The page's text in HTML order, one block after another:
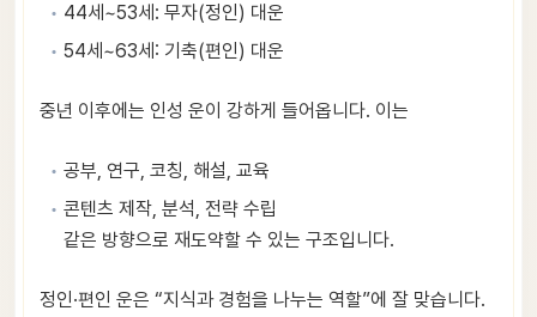
44세~53세: 무자(정인) 대운
54세~63세: 기축(편인) 대운
중년 이후에는 인성 운이 강하게 들어옵니다. 이는
공부, 연구, 코칭, 해설, 교육
콘텐츠 제작, 분석, 전략 수립
같은 방향으로 재도약할 수 있는 구조입니다.
정인·편인 운은 “지식과 경험을 나누는 역할”에 잘 맞습니다.